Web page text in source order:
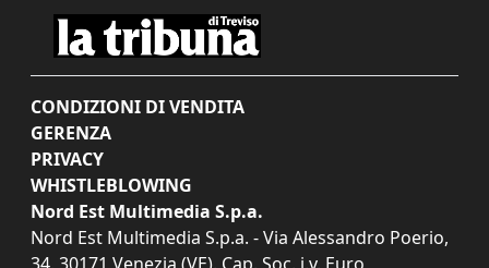
CONDIZIONI DI VENDITA
GERENZA
PRIVACY
WHISTLEBLOWING
Nord Est Multimedia S.p.a.
Nord Est Multimedia S.p.a. - Via Alessandro Poerio,
34, 30171 Venezia (VE). Cap. Soc. i.v. Euro